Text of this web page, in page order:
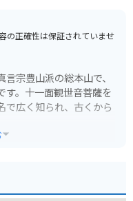
正確性は保証されていませ
宗豊山派の総本山で、
す。十一面観世音菩薩を
で広く知られ、古くから
台からは、四季折々の
春は桜、秋は紅葉が境内